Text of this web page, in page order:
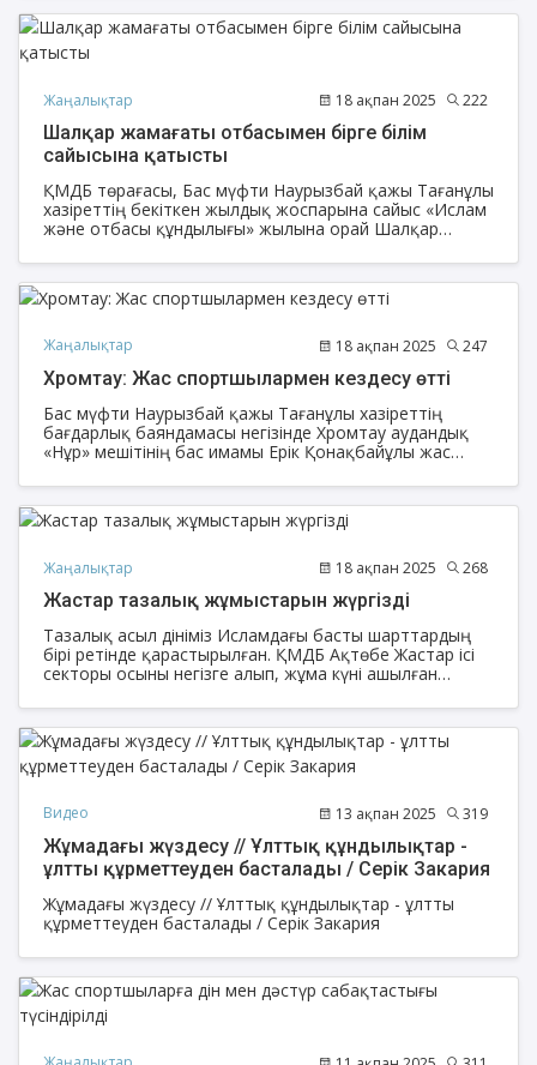
Жаңалықтар 18 ақпан 2025 222
Шалқар жамағаты отбасымен бірге білім
сайысына қатысты
ҚМДБ төрағасы, Бас мүфти Наурызбай қажы Тағанұлы
хазіреттің бекіткен жылдық жоспарына сайыс «Ислам
және отбасы құндылығы» жылына орай Шалқар
ахун Сейітімұлы» мешітінің ұйымдастыруымен жамағат
арасында білім сайысы өтті.
Жаңалықтар 18 ақпан 2025 247
Хромтау: Жас спортшылармен кездесу өтті
Бас мүфти Наурызбай қажы Тағанұлы хазіреттің
бағдарлық баяндамасы негізінде Хромтау аудандық
«Нұр» мешітінің бас имамы Ерік Қонақбайұлы жас
Жаңалықтар 18 ақпан 2025 268
Жастар тазалық жұмыстарын жүргізді
Тазалық асыл дініміз Исламдағы басты шарттардың
бірі ретінде қарастырылған. ҚМДБ Ақтөбе Жастар ісі
секторы осыны негізге алып, жұма күні ашылған
тазалық жұмыстарын жүргізді.
Видео 13 ақпан 2025 319
Жұмадағы жүздесу // Ұлттық құндылықтар -
ұлтты құрметтеуден басталады / Серік Закария
Жұмадағы жүздесу // Ұлттық құндылықтар - ұлтты
құрметтеуден басталады / Серік Закария